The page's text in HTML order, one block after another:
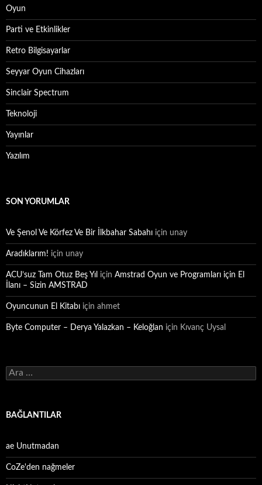
Oyun
Parti ve Etkinlikler
Retro Bilgisayarlar
Seyyar Oyun Cihazları
Sinclair Spectrum
Teknoloji
Yayınlar
Yazılım
SON YORUMLAR
Ve Şenol Ve Körfez Ve Bir İlkbahar Sabahı için unay
Aradıklarım! için unay
ACU’suz Tam Otuz Beş Yıl için Amstrad Oyun ve Programları için El
İlanı – Sizin AMSTRAD
Oyuncunun El Kitabı için ahmet
Byte Computer – Derya Yalazkan – Keloğlan için Kıvanç Uysal
Arama:
BAĞLANTILAR
ae Unutmadan
CoZe'den nağmeler